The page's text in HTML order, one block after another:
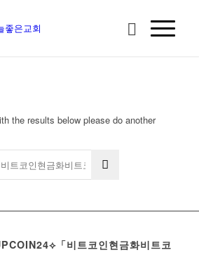
the results below please do another
「비트코인현금화비트코